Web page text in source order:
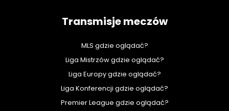
Transmisje meczów
MLS gdzie oglądać?
Liga Mistrzów gdzie oglądać?
Liga Europy gdzie oglądać?
Liga Konferencji gdzie oglądać?
Premier League gdzie oglądać?